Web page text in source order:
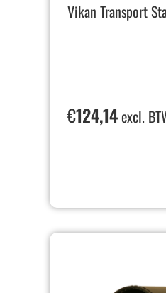
Vikan Transport
€124,14excl.